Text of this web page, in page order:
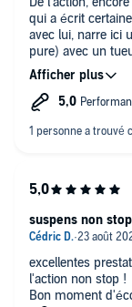
qui a écrit
avec lui, narre ici
pure) avec un
rebondissements
Me réjouis de voir
excellentes
l'action non stop !
Bon moment
suspens non